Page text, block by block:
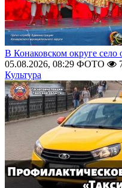
В Конаковском округе село
05.08.2026, 08:29 ФОТО
Культура